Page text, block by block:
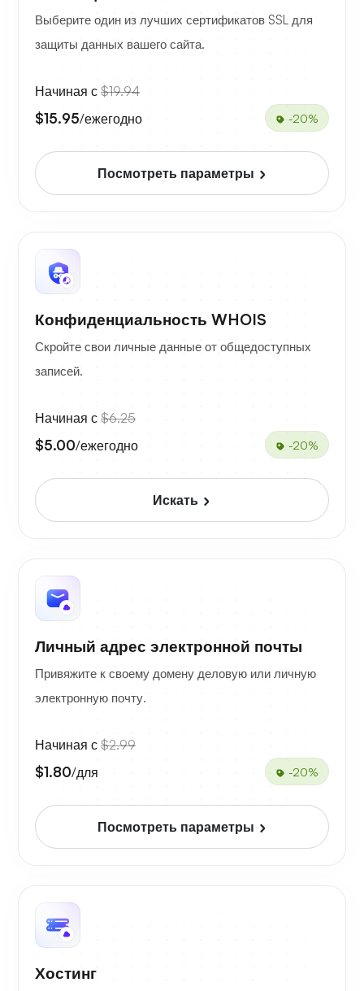
Выберите один из лучших сертификатов SSL для
защиты данных вашего сайта.
Начиная с $19.94
$15.95/ежегодно -20%
Посмотреть параметры
Конфиденциальность WHOIS
Скройте свои личные данные от общедоступных
записей.
Начиная с $6.25
$5.00/ежегодно -20%
Искать
Личный адрес электронной почты
Привяжите к своему домену деловую или личную
электронную почту.
Начиная с $2.99
$1.80/для -20%
Посмотреть параметры
Хостинг